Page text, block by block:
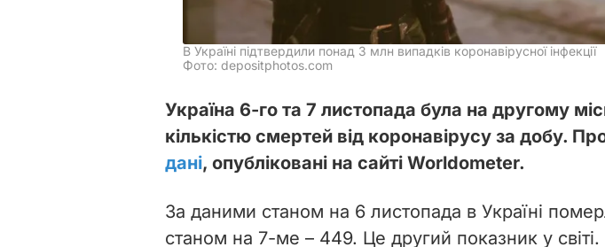
В Україні підтвердили понад 3 млн випадків коронавірусної інфекції
Фото: depositphotos.com
Україна 6-го та 7 листопада була на другому
кількістю смертей від коронавірусу за добу.
дані, опубліковані на сайті Worldometer.
За даними станом на 6 листопада в Україні
станом на 7-ме – 449. Це другий показник у